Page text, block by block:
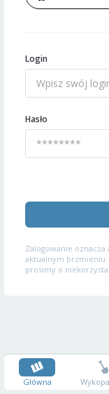
Login
Hasło
Zalogowanie oznacza
aktualnym brzmieniu.
prosimy o
Główna